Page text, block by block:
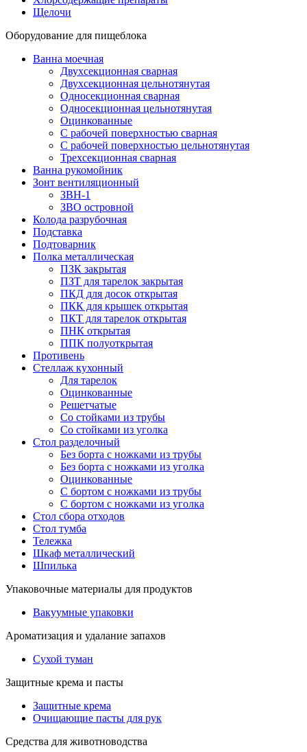
Щелочи
Оборудование для пищеблока
Ванна моечная
Двухсекционная сварная
Двухсекционная цельнотянутая
Односекционная сварная
Односекционная цельнотянутая
Оцинкованные
С рабочей поверхностью сварная
С рабочей поверхностью цельнотянутая
Трехсекционная сварная
Ванна рукомойник
Зонт вентиляционный
ЗВН-1
ЗВО островной
Колода разрубочная
Подставка
Подтоварник
Полка металлическая
ПЗК закрытая
ПЗТ для тарелок закрытая
ПКД для досок открытая
ПКК для крышек открытая
ПКТ для тарелок открытая
ПНК открытая
ППК полуоткрытая
Противень
Стеллаж кухонный
Для тарелок
Оцинкованные
Решетчатые
Со стойками из трубы
Со стойками из уголка
Стол разделочный
Без борта с ножками из трубы
Без борта с ножками из уголка
Оцинкованные
С бортом с ножками из трубы
С бортом с ножками из уголка
Стол сбора отходов
Стол тумба
Тележка
Шкаф металлический
Шпилька
Упаковочные материалы для продуктов
Вакуумные упаковки
Ароматизация и удалание запахов
Сухой туман
Защитные крема и пасты
Защитные крема
Очищающие пасты для рук
Средства для животноводства